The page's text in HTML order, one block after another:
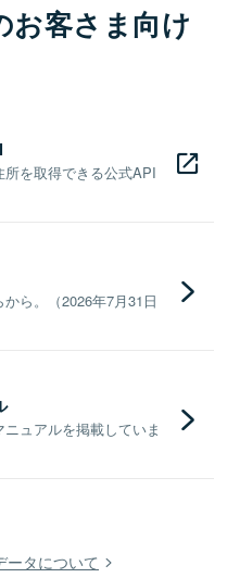
お客さま向け
を取得できる公式API
ら。（2026年7月31日
ュアルを掲載していま
ータについて